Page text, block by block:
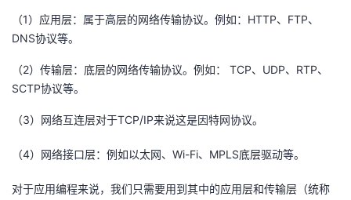
者
发
Programs
的
持
（1）应用层：属于高层的网络传输协议。例如：HTTP、FTP、
DNS协议等。
（2）传输层：底层的网络传输协议。例如： TCP、UDP、RTP、
SCTP协议等。
（3）网络互连层对于TCP/IP来说这是因特网协议。
（4）网络接口层：例如以太网、Wi-Fi、MPLS底层驱动等。
对于应用编程来说，我们只需要用到其中的应用层和传输层（统称